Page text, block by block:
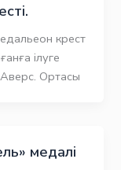
крест
ілуге
Аверс. Ортасы
медалі